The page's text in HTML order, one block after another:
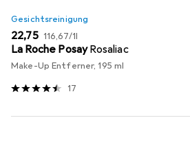
Gesichtsreinigung
EUR
22,75 EUR
116,67/1l
La Roche PosayRosaliac
Make-Up Entferner, 195 ml
17